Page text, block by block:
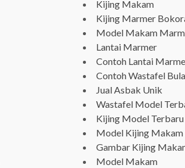
Kijing Makam
Kijing Marmer
Model Makam
Lantai Marmer
Contoh Lantai
Contoh Wastafel
Jual Asbak Unik
Wastafel Model
Kijing Model Terbaru
Model Kijing Makam
Gambar Kijing
Model Makam